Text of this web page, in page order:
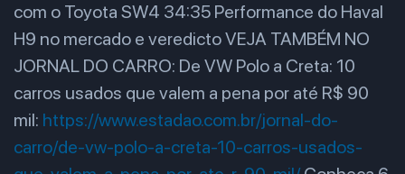
com o Toyota SW4 34:35 Performance do Haval
H9 no mercado e veredicto VEJA TAMBÉM NO
JORNAL DO CARRO: De VW Polo a Creta: 10
carros usados que valem a pena por até R$ 90
mil: https://www.estadao.com.br/jornal-do-
carro/de-vw-polo-a-creta-10-carros-usados-